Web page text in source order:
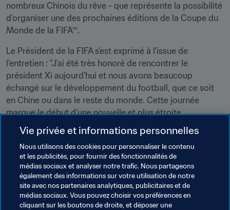
nombreux Chinois du rêve - que représente la possibilité
d’organiser une des prochaines éditions de la Coupe du
Monde de la FIFA™.
Le Président de la FIFA s’est exprimé à l’issue de
l’entretien : "J’ai été très honoré de rencontrer le
président Xi aujourd’hui et nous avons beaucoup
échangé sur le développement du football, que ce soit
en Chine ou dans le reste du monde. Cette journée
marque le début d’une nouvelle et plus étroite
collaboration entre la FIFA et la Chine pour le bien du
football. Ce pays joue un rôle important dans
l’augmentation de la pratique du football et nous
remercions le président Xi pour son soutien. Nous nous
réjouissons par avance des nombreux projets que nous
pourrons mener ensemble."
Vie privée et informations personnelles
Nous utilisons des cookies pour personnaliser le contenu
et les publicités, pour fournir des fonctionnalités de
médias sociaux et analyser notre trafic. Nous partageons
également des informations sur votre utilisation de notre
site avec nos partenaires analytiques, publicitaires et de
médias sociaux. Vous pouvez choisir vos préférences en
cliquant sur les boutons de droite, et déposer une